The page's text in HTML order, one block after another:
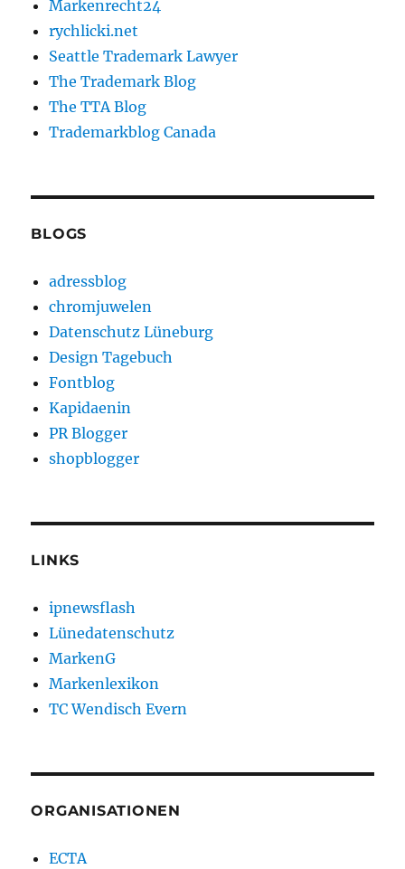
Markenrecht24
rychlicki.net
Seattle Trademark Lawyer
The Trademark Blog
The TTA Blog
Trademarkblog Canada
BLOGS
adressblog
chromjuwelen
Datenschutz Lüneburg
Design Tagebuch
Fontblog
Kapidaenin
PR Blogger
shopblogger
LINKS
ipnewsflash
Lünedatenschutz
MarkenG
Markenlexikon
TC Wendisch Evern
ORGANISATIONEN
ECTA